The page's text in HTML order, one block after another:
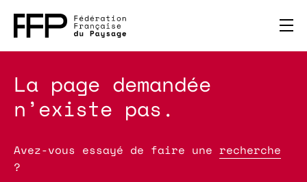
La page demandée
n’existe pas.
Avez-vous essayé de faire une recherche
?